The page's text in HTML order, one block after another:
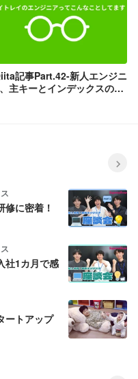
記事Part.42-新人エンジニ
主キーとインデックスの区
修に密着！
社1カ月で感
ートアップ